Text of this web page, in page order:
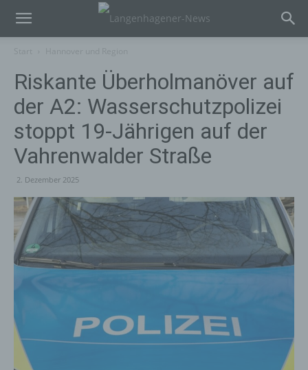
Riskante Überholmanöver auf
der A2: Wasserschutzpolizei
stoppt 19-Jährigen auf der
Vahrenwalder Straße
2. Dezember 2025